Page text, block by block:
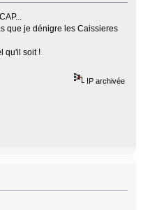
que je dénigre les Caissieres
qu'il soit !
IP archivée